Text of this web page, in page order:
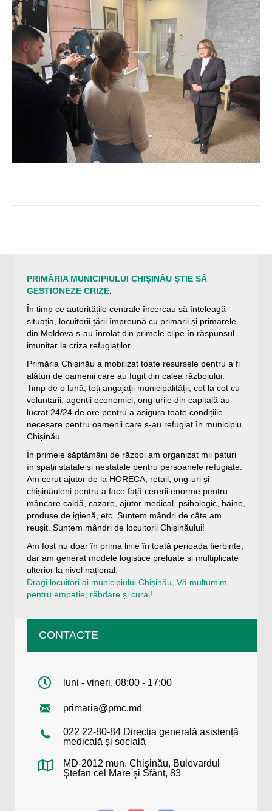
PRIMĂRIA MUNICIPIULUI CHIȘINĂU ȘTIE SĂ
GESTIONEZE CRIZE.
În timp ce autoritățile centrale încercau să înțeleagă
situația, locuitorii țării împreună cu primarii și primarele
din Moldova s-au înrolat din primele clipe în răspunsul
imunitar la criza refugiaților.
Primăria Chișinău a mobilizat toate resursele pentru a fi
alături de oamenii care au fugit din calea războiului.
Timp de o lună, toți angajații municipalității, cot la cot cu
voluntarii, agenții economici, ong-urile din capitală au
lucrat 24/24 de ore pentru a asigura toate condițiile
necesare pentru oamenii care s-au refugiat în municipiu
Chișinău.
În primele săptămâni de război am organizat mii paturi
în spații statale și nestatale pentru persoanele refugiate.
Am cerut ajutor de la HORECA, retail, ong-uri și
chișinăuieni pentru a face față cererii enorme pentru
mâncare caldă, cazare, ajutor medical, psihologic, haine,
produse de igienă, etc. Suntem mândri de câte am
reușit. Suntem mândri de locuitorii Chișinăului!
Am fost nu doar în prima linie în toată perioada fierbinte,
dar am generat modele logistice preluate și multiplicate
ulterior la nivel național.
Dragi locuitori ai municipiului Chișinău, Vă mulțumim
pentru empatie, răbdare și curaj!
CONTACTE
luni - vineri, 08:00 - 17:00
primaria@pmc.md
022 22-80-84 Direcția generală asistență
medicală și socială
MD-2012 mun. Chişinău, Bulevardul
Ştefan cel Mare şi Sfânt, 83